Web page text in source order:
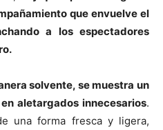
que envuelve el
a los espectadores
solvente, se muestra un
aletargados innecesarios.
una forma fresca y ligera,